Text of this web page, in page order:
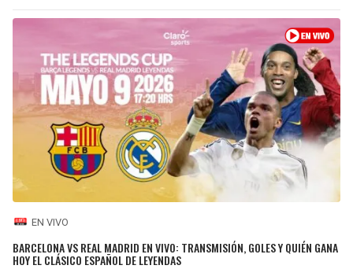
EN VIVO
BARCELONA VS REAL MADRID EN VIVO: TRANSMISIÓN, GOLES Y QUIÉN GANA
HOY EL CLÁSICO ESPAÑOL DE LEYENDAS